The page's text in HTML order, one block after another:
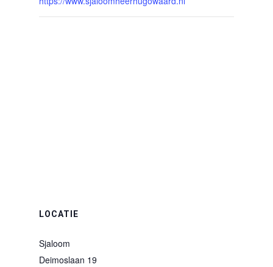
LOCATIE
Sjaloom
Deimoslaan 19